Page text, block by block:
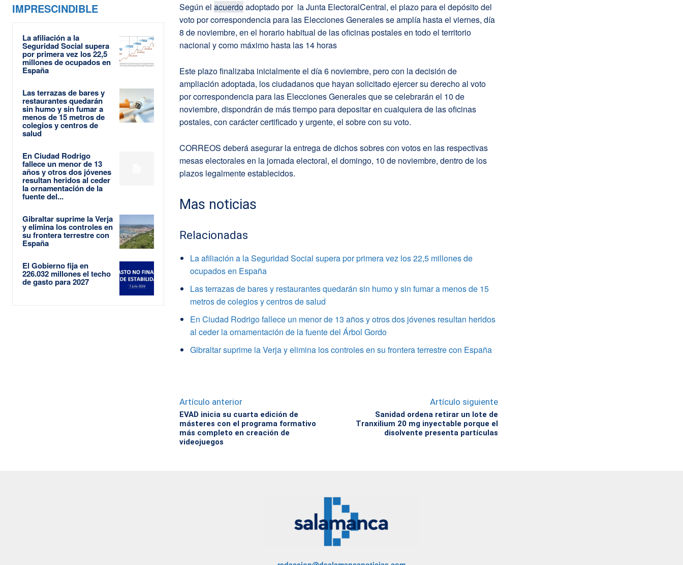
IMPRESCINDIBLE
La afiliación a la
Seguridad Social supera
por primera vez los 22,5
millones de ocupados en
España
Las terrazas de bares y
restaurantes quedarán
sin humo y sin fumar a
menos de 15 metros de
colegios y centros de
salud
En Ciudad Rodrigo
fallece un menor de 13
años y otros dos jóvenes
resultan heridos al ceder
la ornamentación de la
fuente del...
Gibraltar suprime la Verja
y elimina los controles en
su frontera terrestre con
España
El Gobierno fija en
226.032 millones el techo
de gasto para 2027
Según el acuerdoadoptadopor la Junta ElectoralCentral, el plazo para el depósito del
voto por correspondencia para las EleccionesGeneralesse amplía hasta el viernes, día
8 de noviembre, en el horario habitual de las oficinas postales en todo el territorio
nacional y como máximo hasta las 14 horas
Este plazo finalizaba inicialmenteel día 6 noviembre, pero con la decisión de
ampliación adoptada, los ciudadanos que hayan solicitado ejercer su derecho al voto
por correspondencia para las EleccionesGenerales que se celebrarán el 10 de
noviembre, dispondrán de más tiempo para depositar en cualquiera de las oficinas
postales, con carácter certificado y urgente, el sobre con su voto.
CORREOS deberá asegurar la entrega de dichos sobres con votos en las respectivas
mesas electorales en la jornada electoral, el domingo, 10 de noviembre, dentro de los
plazos legalmente establecidos.
Mas noticias
Relacionadas
La afiliación a la Seguridad Social supera por primera vez los 22,5 millones de
ocupados en España
Las terrazas de bares y restaurantes quedarán sin humo y sin fumar a menos de 15
metros de colegios y centros de salud
En Ciudad Rodrigo fallece un menor de 13 años y otros dos jóvenes resultan heridos
al ceder la ornamentación de la fuente del Árbol Gordo
Gibraltar suprime la Verja y elimina los controles en su frontera terrestre con España
Artículo anterior
EVAD inicia su cuarta edición de
másteres con el programa formativo
más completo en creación de
videojuegos
Artículo siguiente
Sanidad ordena retirar un lote de
Tranxilium 20 mg inyectable porque el
disolvente presenta partículas